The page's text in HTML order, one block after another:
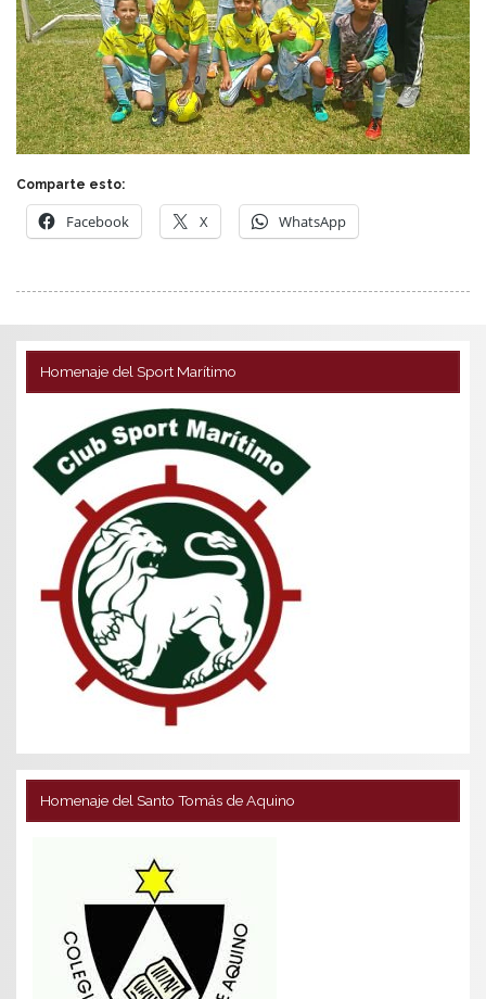
Comparte esto:
Facebook X WhatsApp
Homenaje del Sport Marítimo
Homenaje del Santo Tomás de Aquino